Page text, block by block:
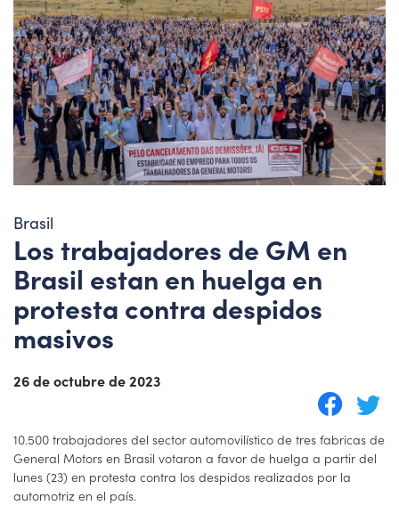
Brasil
Los trabajadores de GM en
Brasil estan en huelga en
protesta contra despidos
masivos
26 de octubre de 2023
10.500 trabajadores del sector automovilístico de tres fabricas de
General Motors en Brasil votaron a favor de huelga a partir del
lunes (23) en protesta contra los despidos realizados por la
automotriz en el país.